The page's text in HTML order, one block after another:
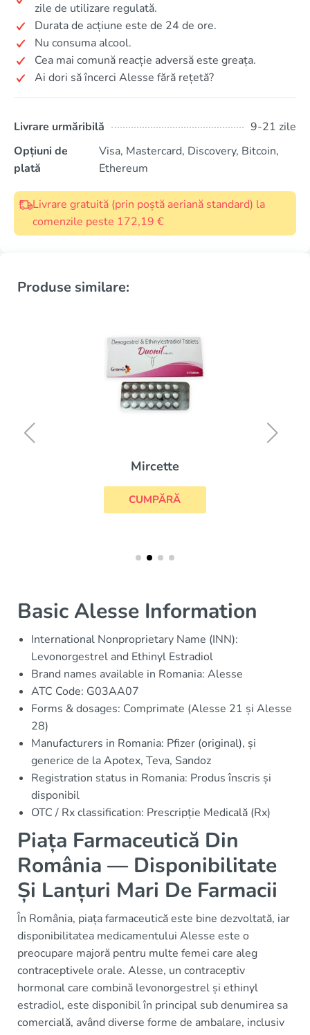
zile de utilizare regulată.
Durata de acțiune este de 24 de ore.
Nu consuma alcool.
Cea mai comună reacție adversă este greața.
Ai dori să încerci Alesse fără rețetă?
Livrare urmăribilă
9-21 zile
Opțiuni de
plată
Visa, Mastercard, Discovery, Bitcoin,
Ethereum
Livrare gratuită (prin poștă aeriană standard) la
comenzile peste 172,19 €
Produse similare:
Mircette
CUMPĂRĂ
Basic Alesse Information
International Nonproprietary Name (INN):
Levonorgestrel and Ethinyl Estradiol
Brand names available in Romania: Alesse
ATC Code: G03AA07
Forms & dosages: Comprimate (Alesse 21 și Alesse
28)
Manufacturers in Romania: Pfizer (original), și
generice de la Apotex, Teva, Sandoz
Registration status in Romania: Produs înscris și
disponibil
OTC / Rx classification: Prescripție Medicală (Rx)
Piața Farmaceutică Din
România — Disponibilitate
Și Lanțuri Mari De Farmacii
În România, piața farmaceutică este bine dezvoltată, iar
disponibilitatea medicamentului Alesse este o
preocupare majoră pentru multe femei care aleg
contraceptivele orale. Alesse, un contraceptiv
hormonal care combină levonorgestrel și ethinyl
estradiol, este disponibil în principal sub denumirea sa
comercială, având diverse forme de ambalare, inclusiv